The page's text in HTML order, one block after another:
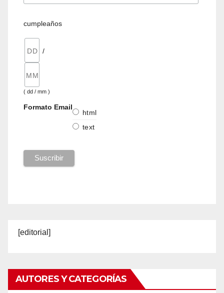
cumpleaños
/
( dd / mm )
Formato Email
html
text
[editorial]
AUTORES Y CATEGORÍAS